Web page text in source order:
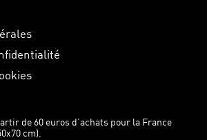
de 60 euros d’achats pour la France
cm).